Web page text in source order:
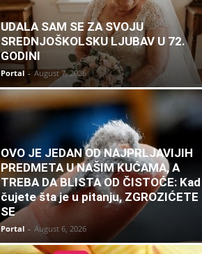
UDALA SAM SE ZA SVOJU
SREDNJOŠKOLSKU LJUBAV U 72.
GODINI
Portal - August 7, 2026
OVO JE JEDAN OD NAJPRLJAVIJIH
PREDMETA U NAŠIM KUĆAMA, A
TREBA DA BLISTA OD ČISTOĆE: Kad
čujete šta je u pitanju, ZGROZIĆETE
SE
Portal - August 6, 2026